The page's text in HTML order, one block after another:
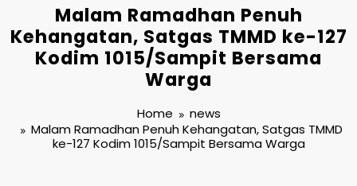
Malam Ramadhan Penuh
Kehangatan, Satgas TMMD ke-127
Kodim 1015/Sampit Bersama
Warga
Home
news
Malam Ramadhan Penuh Kehangatan, Satgas TMMD
ke-127 Kodim 1015/Sampit Bersama Warga